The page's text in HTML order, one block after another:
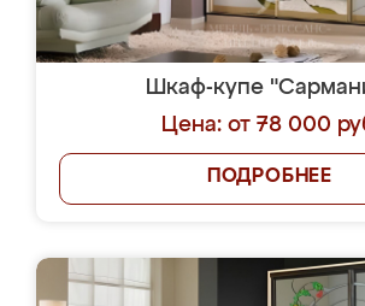
Шкаф-купе
Цена: от 78 000
ПОДРОБНЕЕ